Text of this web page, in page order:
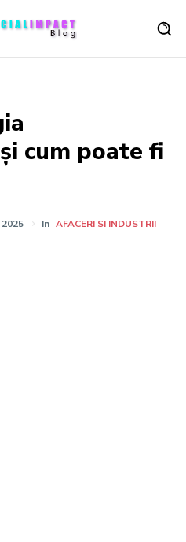
cum poate fi
2025 In AFACERI SI INDUSTRII